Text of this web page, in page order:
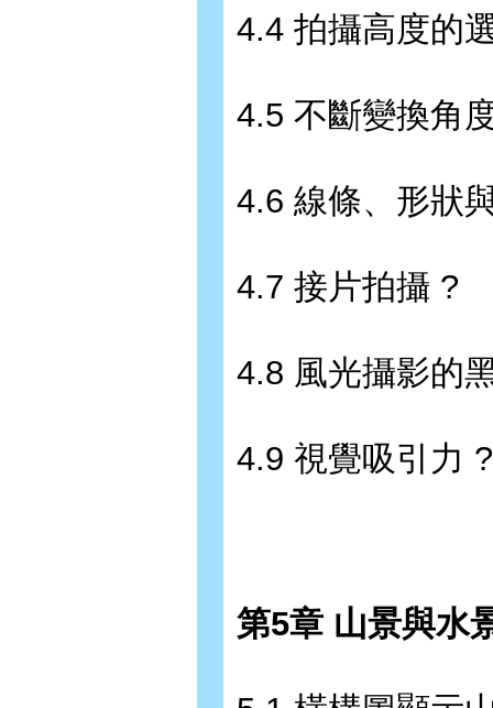
4.4 拍攝高度的
4.5 不斷變換角
4.6 線條、形狀
4.7 接片拍攝 ?
4.8 風光攝影的
4.9 視覺吸引力 ?
第5章 山景與水